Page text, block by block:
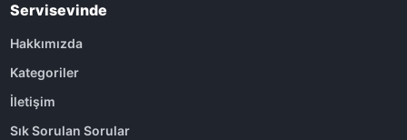
Servisevinde
Hakkımızda
Kategoriler
İletişim
Sık Sorulan Sorular